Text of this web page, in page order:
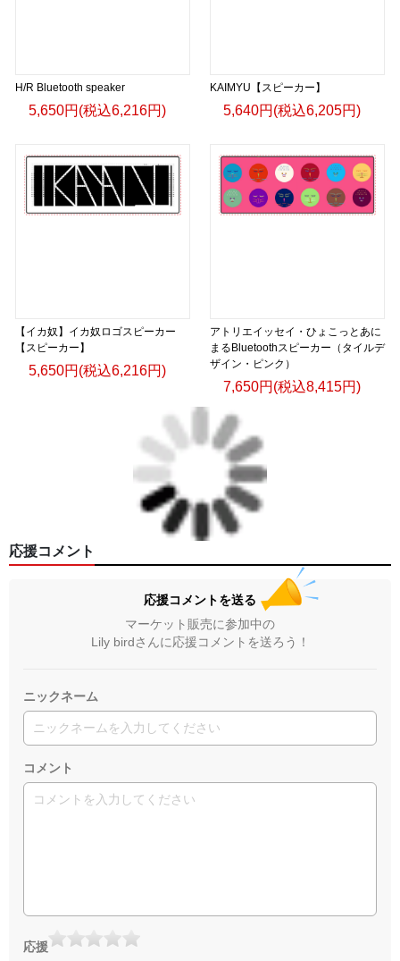
H/R Bluetooth speaker
5,650円(税込6,216円)
KAIMYU【スピーカー】
5,640円(税込6,205円)
【イカ奴】イカ奴ロゴスピーカー
【スピーカー】
5,650円(税込6,216円)
アトリエイッセイ・ひょこっとあに
まるBluetoothスピーカー（タイルデ
ザイン・ピンク）
7,650円(税込8,415円)
応援コメント
応援コメントを送る
マーケット販売に参加中の
Lily birdさんに応援コメントを送ろう！
ニックネーム
コメント
応援